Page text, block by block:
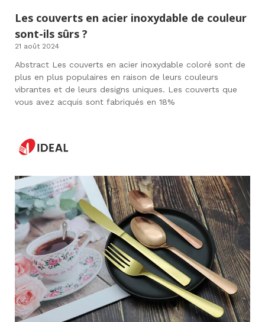
Les couverts en acier inoxydable de couleur
sont-ils sûrs ?
21 août 2024
Abstract Les couverts en acier inoxydable coloré sont de
plus en plus populaires en raison de leurs couleurs
vibrantes et de leurs designs uniques. Les couverts que
vous avez acquis sont fabriqués en 18%